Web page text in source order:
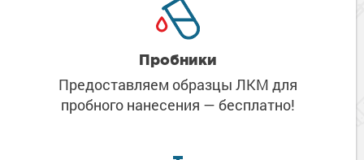
Пробники
Предоставляем образцы ЛКМ для
пробного нанесения — бесплатно!